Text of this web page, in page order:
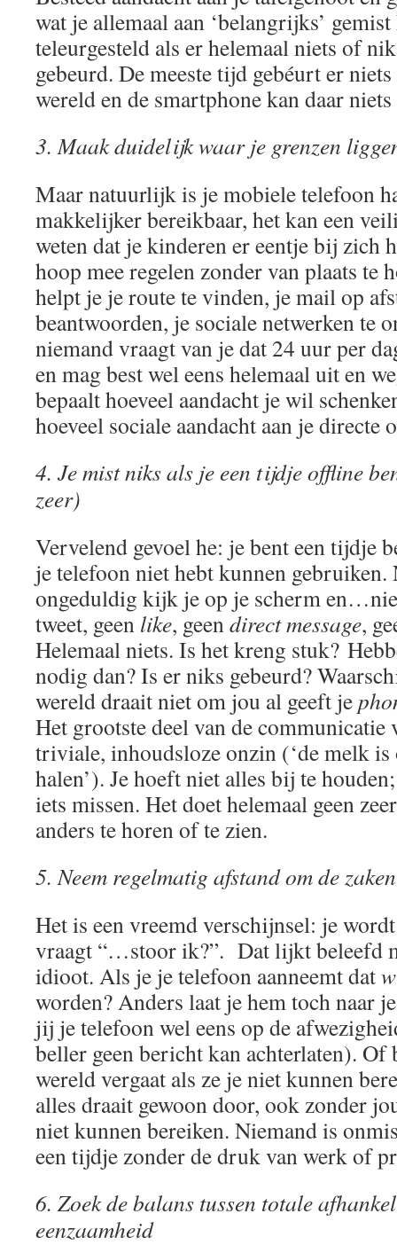
wat je allemaal aan ‘belangrijks’
teleurgesteld als er helemaal niets of
gebeurd. De meeste tijd gebéurt er
wereld en de smartphone kan daar
3. Maak duidelijk waar je grenzen
Maar natuurlijk is je mobiele telefoon
makkelijker bereikbaar, het kan een
weten dat je kinderen er eentje bij zich
hoop mee regelen zonder van plaats te
helpt je je route te vinden, je mail op
beantwoorden, je sociale netwerken te
niemand vraagt van je dat 24 uur per
en mag best wel eens helemaal uit en
bepaalt hoeveel aandacht je wil
hoeveel sociale aandacht aan je directe
4. Je mist niks als je een tijdje offline
zeer)
Vervelend gevoel he: je bent een tijdje
je telefoon niet hebt kunnen
ongeduldig kijk je op je scherm
tweet, geen like, geendirect message,
Helemaal niets. Is het kreng stuk?
nodig dan? Is er niks gebeurd?
wereld draait niet om jou al geeft je
Het grootste deel van de
triviale, inhoudsloze onzin (‘de melk is
halen’). Je hoeft niet alles bij te
iets missen. Het doet helemaal geen
anders te horen of te zien.
5. Neem regelmatig afstand om de
Het is een vreemd verschijnsel: je
vraagt “…stoor ik?”. Dat lijkt beleefd
idioot. Als je je telefoon aanneemt dat
worden? Anders laat je hem toch naar
jij je telefoon wel eens op de
beller geen bericht kan achterlaten). Of
wereld vergaat als ze je niet kunnen
alles draait gewoon door, ook zonder
niet kunnen bereiken. Niemand is
een tijdje zonder de druk van werk of
6. Zoek de balans tussen totale
eenzaamheid